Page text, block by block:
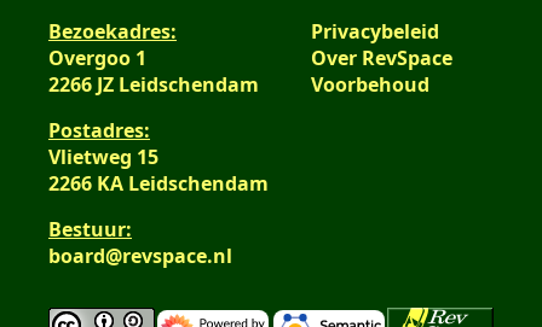
Bezoekadres:
Overgoo 1
2266 JZ Leidschendam
Postadres:
Vlietweg 15
2266 KA Leidschendam
Bestuur:
board@revspace.nl
Privacybeleid
Over RevSpace
Voorbehoud